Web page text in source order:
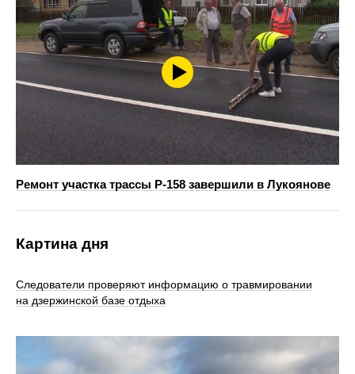
Ремонт участка трассы Р-158 завершили в Лукоянове
Картина дня
Следователи проверяют информацию о травмировании
на дзержинской базе отдыха